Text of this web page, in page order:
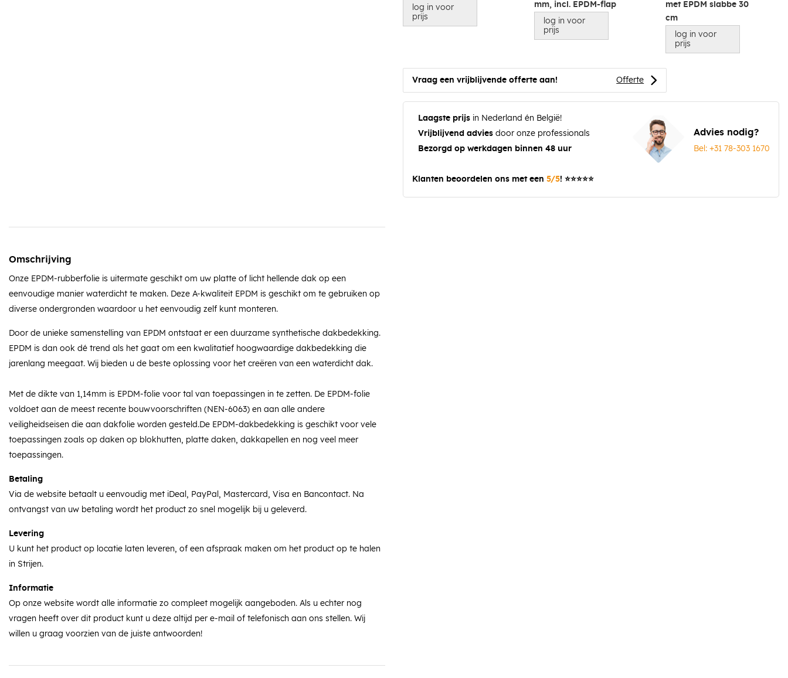
log in voor
prijs
mm, incl. EPDM-flap
log in voor
prijs
met EPDM slabbe 30
cm
log in voor
prijs
Vraag een vrijblijvende offerte aan! Offerte
Laagste prijs in Nederland én België!
Vrijblijvend advies door onze professionals
Bezorgd op werkdagen binnen 48 uur
Klanten beoordelen ons met een 5/5! ⭐⭐⭐⭐⭐
Advies nodig?
Bel: +31 78-303 1670
Omschrijving
Onze EPDM-rubberfolie is uitermate geschikt om uw platte of licht hellende dak op een
eenvoudige manier waterdicht te maken. Deze A-kwaliteit EPDM is geschikt om te gebruiken op
diverse ondergronden waardoor u het eenvoudig zelf kunt monteren.
Door de unieke samenstelling van EPDM ontstaat er een duurzame synthetische dakbedekking.
EPDM is dan ook dé trend als het gaat om een kwalitatief hoogwaardige dakbedekking die
jarenlang meegaat. Wij bieden u de beste oplossing voor het creëren van een waterdicht dak.
Met de dikte van 1,14mm is EPDM-folie voor tal van toepassingen in te zetten. De EPDM-folie
voldoet aan de meest recente bouwvoorschriften (NEN-6063) en aan alle andere
veiligheidseisen die aan dakfolie worden gesteld.De EPDM-dakbedekking is geschikt voor vele
toepassingen zoals op daken op blokhutten, platte daken, dakkapellen en nog veel meer
toepassingen.
Betaling
Via de website betaalt u eenvoudig met iDeal, PayPal, Mastercard, Visa en Bancontact. Na
ontvangst van uw betaling wordt het product zo snel mogelijk bij u geleverd.
Levering
U kunt het product op locatie laten leveren, of een afspraak maken om het product op te halen
in Strijen.
Informatie
Op onze website wordt alle informatie zo compleet mogelijk aangeboden. Als u echter nog
vragen heeft over dit product kunt u deze altijd per e-mail of telefonisch aan ons stellen. Wij
willen u graag voorzien van de juiste antwoorden!